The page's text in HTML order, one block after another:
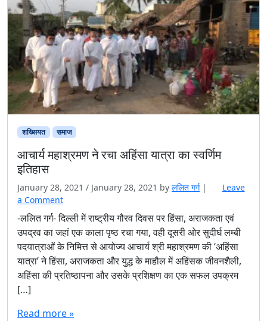
शख्सियत समाज
आचार्य महाश्रमण ने रचा अहिंसा यात्रा का स्वर्णिम
इतिहास
January 28, 2021 / January 28, 2021 by ललित गर्ग |
Leave
a Comment
-ललित गर्ग- दिल्ली में राष्ट्रीय गौरव दिवस पर हिंसा, अराजकता एवं
उपद्रव का जहां एक काला पृष्ठ रचा गया, वही दूसरी ओर सुदीर्घ लम्बी
पदयात्राओं के निमित्त से आयोज्य आचार्य श्री महाश्रमण की ‘अहिंसा
यात्रा’ ने हिंसा, अराजकता और युद्ध के माहौल में अहिंसक जीवनशैली,
अहिंसा की प्रतिष्ठापना और उसके प्रशिक्षण का एक सफल उपक्रम
[…]
Read more »